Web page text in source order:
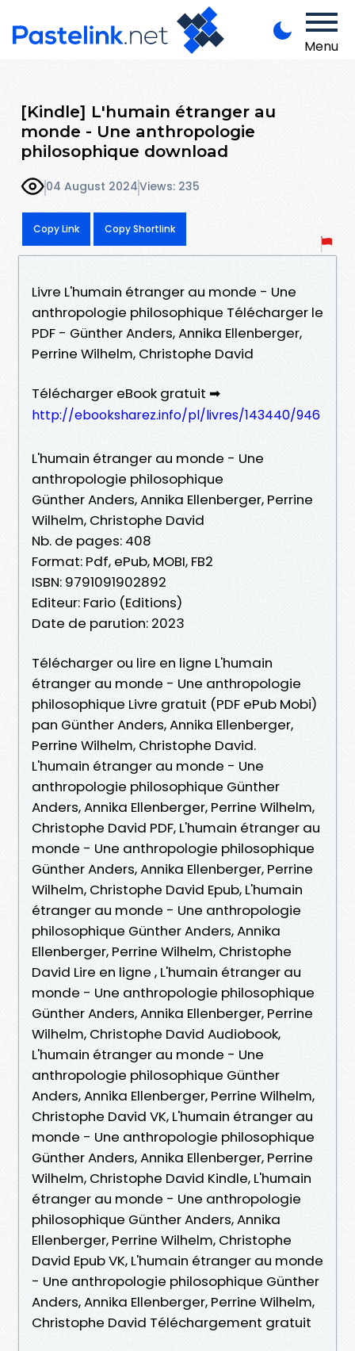
Menu
[Kindle] L'humain étranger au
monde - Une anthropologie
philosophique download
04 August 2024Views: 235
Copy Link Copy Shortlink
Livre L'humain étranger au monde - Une
anthropologie philosophique Télécharger le
PDF - Günther Anders, Annika Ellenberger,
Perrine Wilhelm, Christophe David
Télécharger eBook gratuit ➡
http://ebooksharez.info/pl/livres/143440/946
L'humain étranger au monde - Une
anthropologie philosophique
Günther Anders, Annika Ellenberger, Perrine
Wilhelm, Christophe David
Nb. de pages: 408
Format: Pdf, ePub, MOBI, FB2
ISBN: 9791091902892
Editeur: Fario (Editions)
Date de parution: 2023
Télécharger ou lire en ligne L'humain
étranger au monde - Une anthropologie
philosophique Livre gratuit (PDF ePub Mobi)
pan Günther Anders, Annika Ellenberger,
Perrine Wilhelm, Christophe David.
L'humain étranger au monde - Une
anthropologie philosophique Günther
Anders, Annika Ellenberger, Perrine Wilhelm,
Christophe David PDF, L'humain étranger au
monde - Une anthropologie philosophique
Günther Anders, Annika Ellenberger, Perrine
Wilhelm, Christophe David Epub, L'humain
étranger au monde - Une anthropologie
philosophique Günther Anders, Annika
Ellenberger, Perrine Wilhelm, Christophe
David Lire en ligne , L'humain étranger au
monde - Une anthropologie philosophique
Günther Anders, Annika Ellenberger, Perrine
Wilhelm, Christophe David Audiobook,
L'humain étranger au monde - Une
anthropologie philosophique Günther
Anders, Annika Ellenberger, Perrine Wilhelm,
Christophe David VK, L'humain étranger au
monde - Une anthropologie philosophique
Günther Anders, Annika Ellenberger, Perrine
Wilhelm, Christophe David Kindle, L'humain
étranger au monde - Une anthropologie
philosophique Günther Anders, Annika
Ellenberger, Perrine Wilhelm, Christophe
David Epub VK, L'humain étranger au monde
- Une anthropologie philosophique Günther
Anders, Annika Ellenberger, Perrine Wilhelm,
Christophe David Téléchargement gratuit